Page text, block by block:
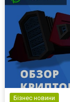
Бізнес новини